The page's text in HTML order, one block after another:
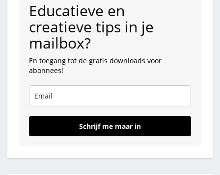
Educatieve en
creatieve tips in je
mailbox?
En toegang tot de gratis downloads voor
abonnees!
Schrijf me maar in